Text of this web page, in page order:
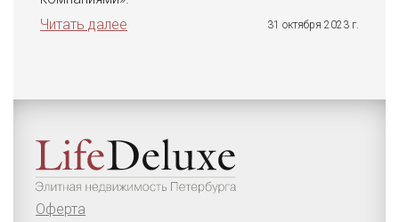
Читать далее
31 октября 2023 г.
Оферта